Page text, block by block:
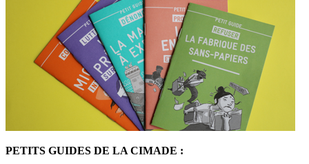
PETITS GUIDES DE LA CIMADE :